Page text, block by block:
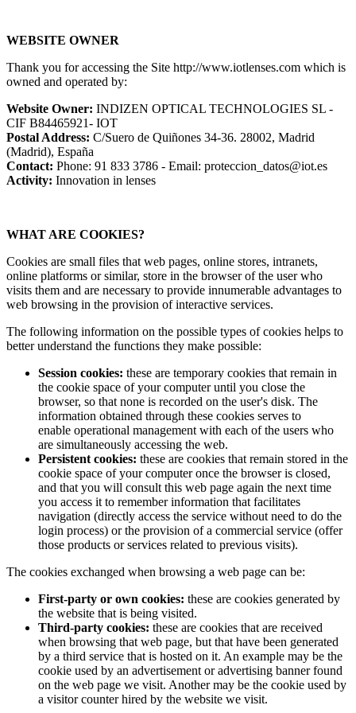
WEBSITE OWNER
Thank you for accessing the Site http://www.iotlenses.com which is
owned and operated by:
Website Owner: INDIZEN OPTICAL TECHNOLOGIES SL -
CIF B84465921- IOT
Postal Address: C/Suero de Quiñones 34-36. 28002, Madrid
(Madrid), España
Contact: Phone: 91 833 3786 - Email: proteccion_datos@iot.es
Activity: Innovation in lenses
WHAT ARE COOKIES?
Cookies are small files that web pages, online stores, intranets,
online platforms or similar, store in the browser of the user who
visits them and are necessary to provide innumerable advantages to
web browsing in the provision of interactive services.
The following information on the possible types of cookies helps to
better understand the functions they make possible:
Session cookies: these are temporary cookies that remain in
the cookie space of your computer until you close the
browser, so that none is recorded on the user's disk. The
information obtained through these cookies serves to
enable operational management with each of the users who
are simultaneously accessing the web.
Persistent cookies: these are cookies that remain stored in the
cookie space of your computer once the browser is closed,
and that you will consult this web page again the next time
you access it to remember information that facilitates
navigation (directly access the service without need to do the
login process) or the provision of a commercial service (offer
those products or services related to previous visits).
The cookies exchanged when browsing a web page can be:
First-party or own cookies: these are cookies generated by
the website that is being visited.
Third-party cookies: these are cookies that are received
when browsing that web page, but that have been generated
by a third service that is hosted on it. An example may be the
cookie used by an advertisement or advertising banner found
on the web page we visit. Another may be the cookie used by
a visitor counter hired by the website we visit.